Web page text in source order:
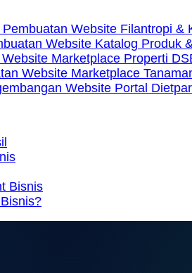
Pembuatan Website Filantropi &
Website Katalog Produk
Marketplace Properti
Website Marketplace
Website Portal
Bisnis